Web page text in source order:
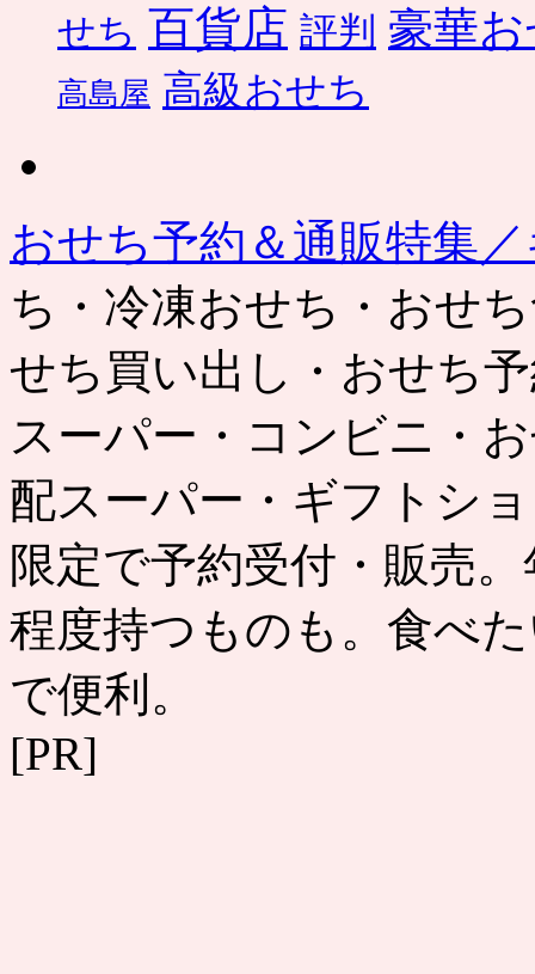
せち 百貨店 評判 豪華
高島屋 高級おせち
おせち予約＆通販特集
ち・冷凍おせち・おせ
せち買い出し・おせち
スーパー・コンビニ・
配スーパー・ギフトシ
限定で予約受付・販売
程度持つものも。食べ
で便利。
[PR]